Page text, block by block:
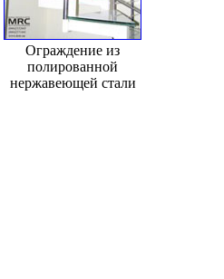
Ограждение из
полированной
нержавеющей стали